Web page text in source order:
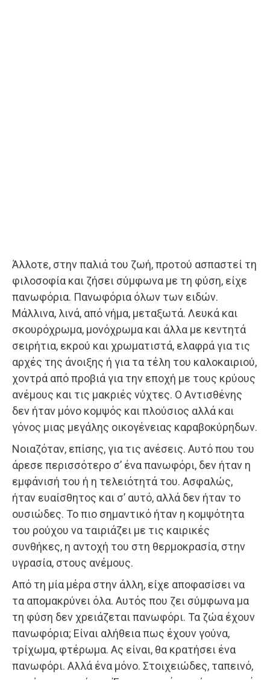
Άλλοτε, στην παλιά του ζωή, προτού ασπαστεί τη
φιλοσοφία και ζήσει σύμφωνα με τη φύση, είχε
πανωφόρια. Πανωφόρια όλων των ειδών.
Μάλλινα, λινά, από νήμα, μεταξωτά. Λευκά και
σκουρόχρωμα, μονόχρωμα και άλλα με κεντητά
σειρήτια, εκρού και χρωματιστά, ελαφρά για τις
αρχές της άνοιξης ή για τα τέλη του καλοκαιριού,
χοντρά από προβιά για την εποχή με τους κρύους
ανέμους και τις μακριές νύχτες. Ο Αντισθένης
δεν ήταν μόνο κομψός και πλούσιος αλλά και
γόνος μιας μεγάλης οικογένειας καραβοκύρηδων.
Νοιαζόταν, επίσης, για τις ανέσεις. Αυτό που του
άρεσε περισσότερο σ’ ένα πανωφόρι, δεν ήταν η
εμφάνισή του ή η τελειότητά του. Ασφαλώς,
ήταν ευαίσθητος και σ’ αυτό, αλλά δεν ήταν το
ουσιώδες. Το πιο σημαντικό ήταν η κομψότητα
του ρούχου να ταιριάζει με τις καιρικές
συνθήκες, η αντοχή του στη θερμοκρασία, στην
υγρασία, στους ανέμους.
Από τη μία μέρα στην άλλη, είχε αποφασίσει να
τα απομακρύνει όλα. Αυτός που ζει σύμφωνα μα
τη φύση δεν χρειάζεται πανωφόρι. Τα ζώα έχουν
πανωφόρια; Είναι αλήθεια πως έχουν γούνα,
τρίχωμα, φτέρωμα. Ας είναι, θα κρατήσει ένα
πανωφόρι. Αλλά ένα μόνο. Στοιχειώδες, ταπεινό,